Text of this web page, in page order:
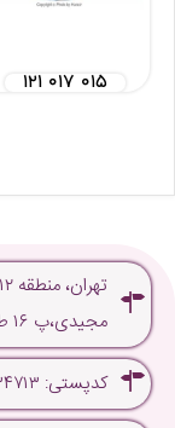
۱۲۱ ۰۱۷ ۰۱۵
مجیدی،پ ۱۶ ط اول
کدپستی: ۱۱۹۸۹۳۴۷۱۳-فروش آنلاین و حضوری